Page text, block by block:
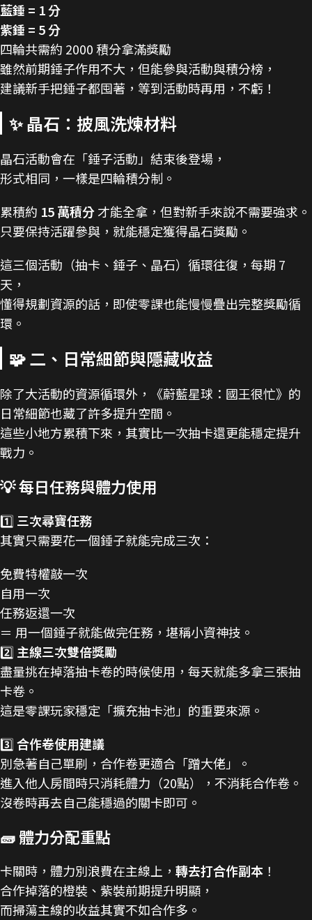
藍錘 = 1 分
紫錘 = 5 分
四輪共需約 2000 積分拿滿獎勵
雖然前期錘子作用不大，但能參與活動與積分榜，
建議新手把錘子都囤著，等到活動時再用，不虧！
✨ 晶石：披風洗煉材料
晶石活動會在「錘子活動」結束後登場，
形式相同，一樣是四輪積分制。
累積約 15 萬積分才能全拿，但對新手來說不需要強求。
只要保持活躍參與，就能穩定獲得晶石獎勵。
這三個活動（抽卡、錘子、晶石）循環往復，每期 7
天，
懂得規劃資源的話，即使零課也能慢慢疊出完整獎勵循
環。
🧩 二、日常細節與隱藏收益
除了大活動的資源循環外，《蔚藍星球：國王很忙》的
日常細節也藏了許多提升空間。
這些小地方累積下來，其實比一次抽卡還更能穩定提升
戰力。
💡 每日任務與體力使用
1️⃣ 三次尋寶任務
其實只需要花一個錘子就能完成三次：
免費特權敲一次
自用一次
任務返還一次
＝ 用一個錘子就能做完任務，堪稱小資神技。
2️⃣ 主線三次雙倍獎勵
盡量挑在掉落抽卡卷的時候使用，每天就能多拿三張抽
卡卷。
這是零課玩家穩定「擴充抽卡池」的重要來源。
3️⃣合作卷使用建議
別急著自己單刷，合作卷更適合「蹭大佬」。
進入他人房間時只消耗體力（20點），不消耗合作卷。
沒卷時再去自己能穩過的關卡即可。
🧱 體力分配重點
卡關時，體力別浪費在主線上， 轉去打合作副本 ！
合作掉落的橙裝、紫裝前期提升明顯，
而掃蕩主線的收益其實不如合作多。